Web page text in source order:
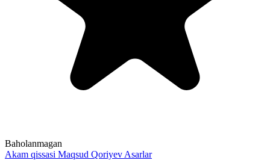
Baholanmagan
Akam qissasi Maqsud QoriyevAsarlar